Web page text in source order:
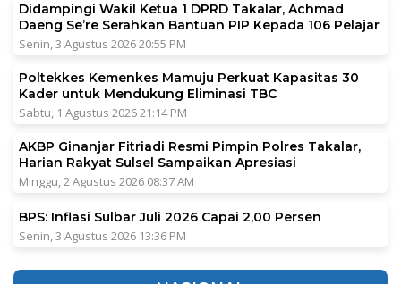
Didampingi Wakil Ketua 1 DPRD Takalar, Achmad
Daeng Se’re Serahkan Bantuan PIP Kepada 106 Pelajar
Senin, 3 Agustus 2026 20:55 PM
Poltekkes Kemenkes Mamuju Perkuat Kapasitas 30
Kader untuk Mendukung Eliminasi TBC
Sabtu, 1 Agustus 2026 21:14 PM
AKBP Ginanjar Fitriadi Resmi Pimpin Polres Takalar,
Harian Rakyat Sulsel Sampaikan Apresiasi
Minggu, 2 Agustus 2026 08:37 AM
BPS: Inflasi Sulbar Juli 2026 Capai 2,00 Persen
Senin, 3 Agustus 2026 13:36 PM